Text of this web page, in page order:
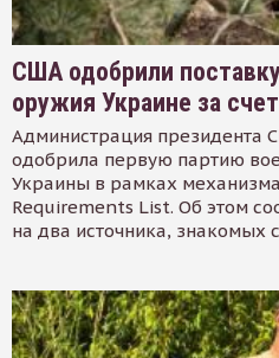
США одобрили
оружия Украине за
Администрация президента
одобрила первую партию
Украины в рамках
Requirements List. Об этом
на два источника, знакомых